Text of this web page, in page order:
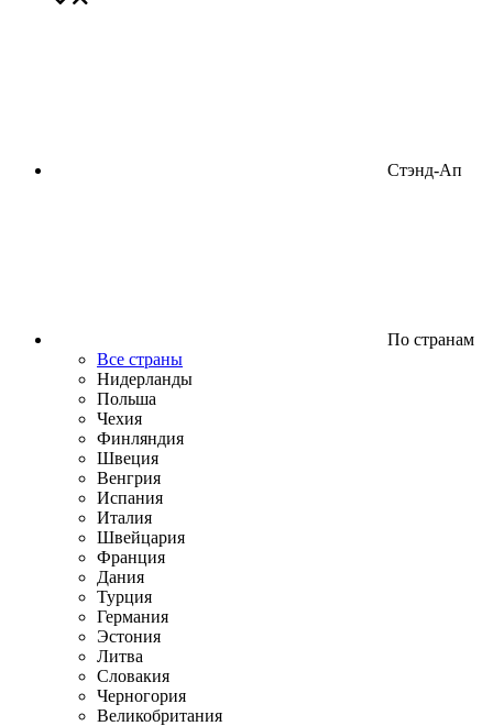
Стэнд-Ап
По странам
Все страны
Нидерланды
Польша
Чехия
Финляндия
Швеция
Венгрия
Испания
Италия
Швейцария
Франция
Дания
Турция
Германия
Эстония
Литва
Словакия
Черногория
Великобритания